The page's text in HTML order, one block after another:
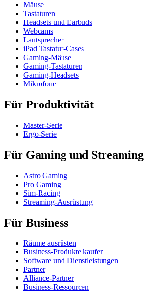
Mäuse
Tastaturen
Headsets und Earbuds
Webcams
Lautsprecher
iPad Tastatur-Cases
Gaming-Mäuse
Gaming-Tastaturen
Gaming-Headsets
Mikrofone
Für Produktivität
Master-Serie
Ergo-Serie
Für Gaming und Streaming
Astro Gaming
Pro Gaming
Sim-Racing
Streaming-Ausrüstung
Für Business
Räume ausrüsten
Business-Produkte kaufen
Software und Dienstleistungen
Partner
Alliance-Partner
Business-Ressourcen